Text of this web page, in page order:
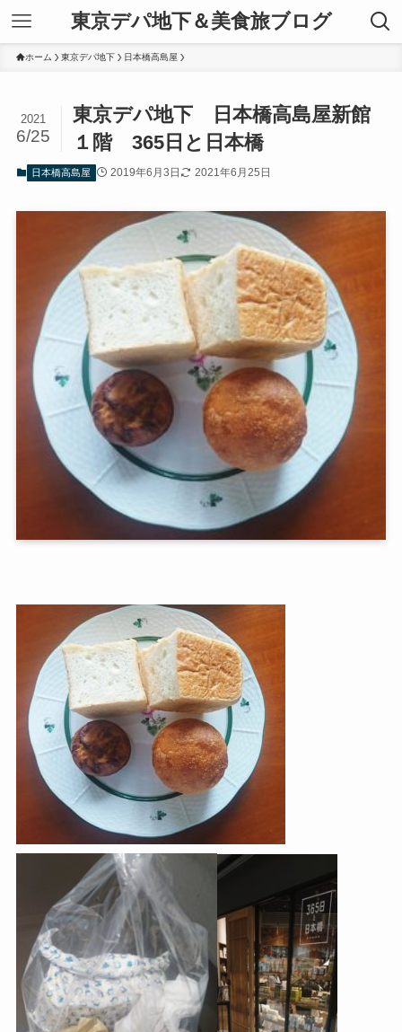
東京デパ地下＆美食旅ブログ
ホーム 東京デパ地下 日本橋高島屋
東京デパ地下 日本橋高島屋新館
１階 365日と日本橋
2021
6/25
日本橋高島屋 2019年6月3日 2021年6月25日